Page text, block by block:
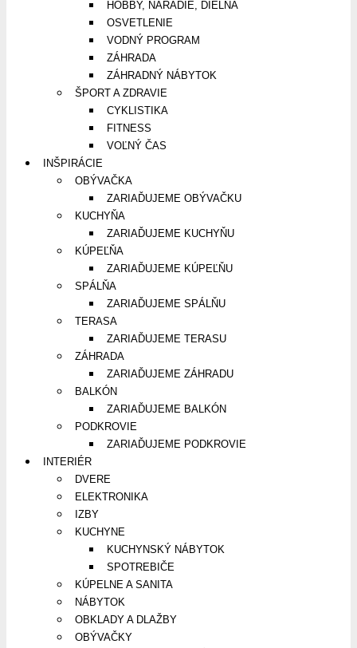
HOBBY, NÁRADIE, DIELŇA
OSVETLENIE
VODNÝ PROGRAM
ZÁHRADA
ZÁHRADNÝ NÁBYTOK
ŠPORT A ZDRAVIE
CYKLISTIKA
FITNESS
VOĽNÝ ČAS
INŠPIRÁCIE
OBÝVAČKA
ZARIAĎUJEME OBÝVAČKU
KUCHYŇA
ZARIAĎUJEME KUCHYŇU
KÚPEĽŇA
ZARIAĎUJEME KÚPEĽŇU
SPÁLŇA
ZARIAĎUJEME SPÁLŇU
TERASA
ZARIAĎUJEME TERASU
ZÁHRADA
ZARIAĎUJEME ZÁHRADU
BALKÓN
ZARIAĎUJEME BALKÓN
PODKROVIE
ZARIAĎUJEME PODKROVIE
INTERIÉR
DVERE
ELEKTRONIKA
IZBY
KUCHYNE
KUCHYNSKÝ NÁBYTOK
SPOTREBIČE
KÚPELNE A SANITA
NÁBYTOK
OBKLADY A DLAŽBY
OBÝVAČKY